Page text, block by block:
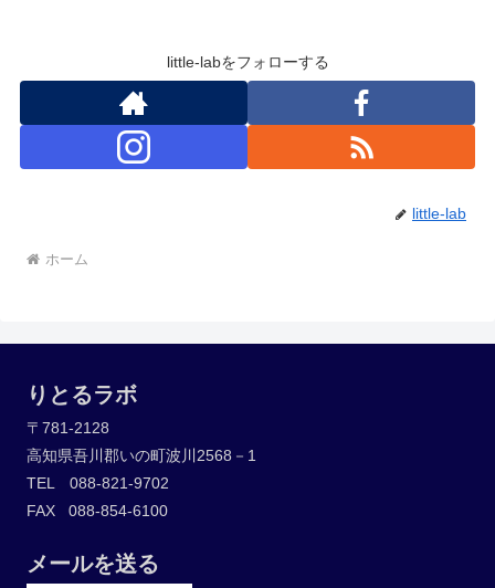
little-labをフォローする
little-lab
ホーム
りとるラボ
〒781-2128
高知県吾川郡いの町波川2568－1
TEL 088-821-9702
FAX 088-854-6100
メールを送る